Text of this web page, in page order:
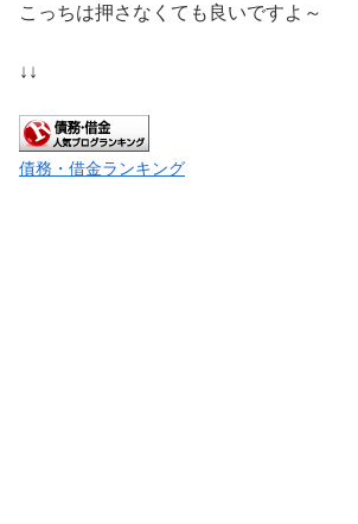
こっちは押さなくても良いですよ～
↓↓
債務・借金ランキング